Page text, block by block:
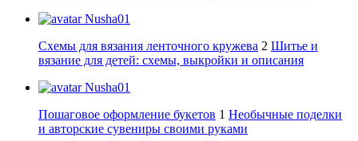
Nusha01
Схемы для вязания ленточного кружева 2 Шитье и
вязание для детей: схемы, выкройки и описания
Nusha01
Пошаговое оформление букетов 1 Необычные поделки
и авторские сувениры своими руками